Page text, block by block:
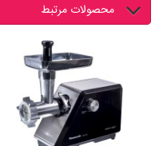
محصولات مرتبط